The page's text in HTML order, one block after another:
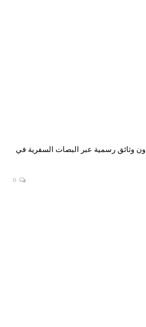
وثائق رسمية عبر البصات السفرية في